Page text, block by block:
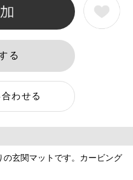
玄関マットです。カービング